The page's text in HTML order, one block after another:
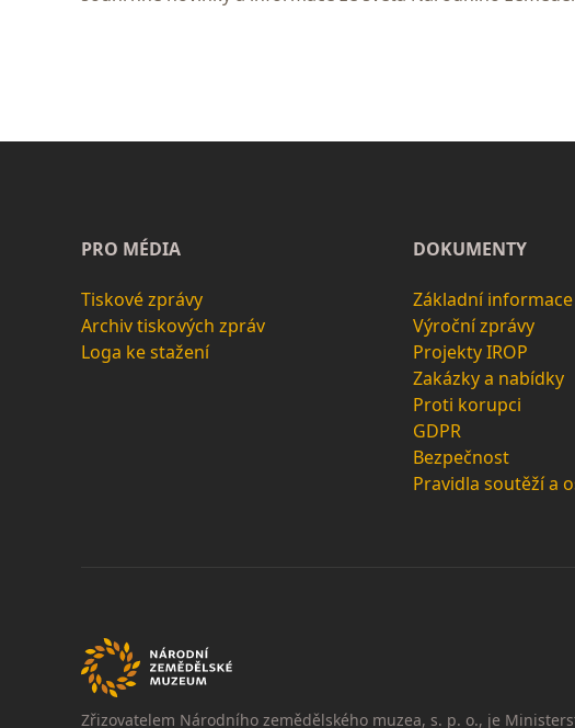
PRO MÉDIA
Tiskové zprávy
Archiv tiskových zpráv
Loga ke stažení
DOKUMENTY
Základní informace
Výroční zprávy
Projekty IROP
Zakázky a nabídky
Proti korupci
GDPR
Bezpečnost
Pravidla soutěží a
Zřizovatelem Národního zemědělského muzea, s. p. o., je